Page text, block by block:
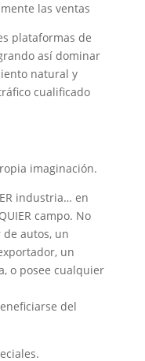
las ventas
plataformas de
así dominar
natural y
cualificado
imaginación.
industria… en
campo. No
autos, un
un
o posee cualquier
del